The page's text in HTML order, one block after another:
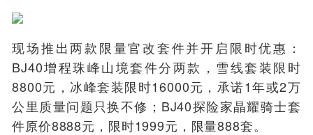
现场推出两款限量官改套件并开启限时优惠：
BJ40增程珠峰山境套件分两款，雪线套装限时
8800元，冰峰套装限时16000元，承诺1年或2万
公里质量问题只换不修；BJ40探险家晶耀骑士套
件原价8888元，限时1999元，限量888套。